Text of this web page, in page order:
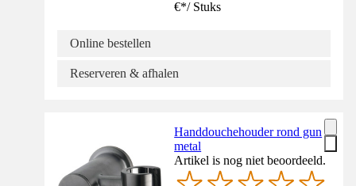
€*/ Stuks
Online bestellen
Reserveren & afhalen
Handdouchehouder rond gun
metal
Artikel is nog niet beoordeeld.